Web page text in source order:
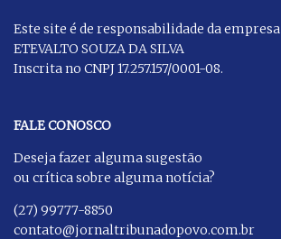
Este site é de responsabilidade da empresa
ETEVALTO SOUZA DA SILVA
Inscrita no CNPJ 17.257.157/0001-08.
FALE CONOSCO
Deseja fazer alguma sugestão
ou crítica sobre alguma notícia?
(27) 99777-8850
contato@jornaltribunadopovo.com.br